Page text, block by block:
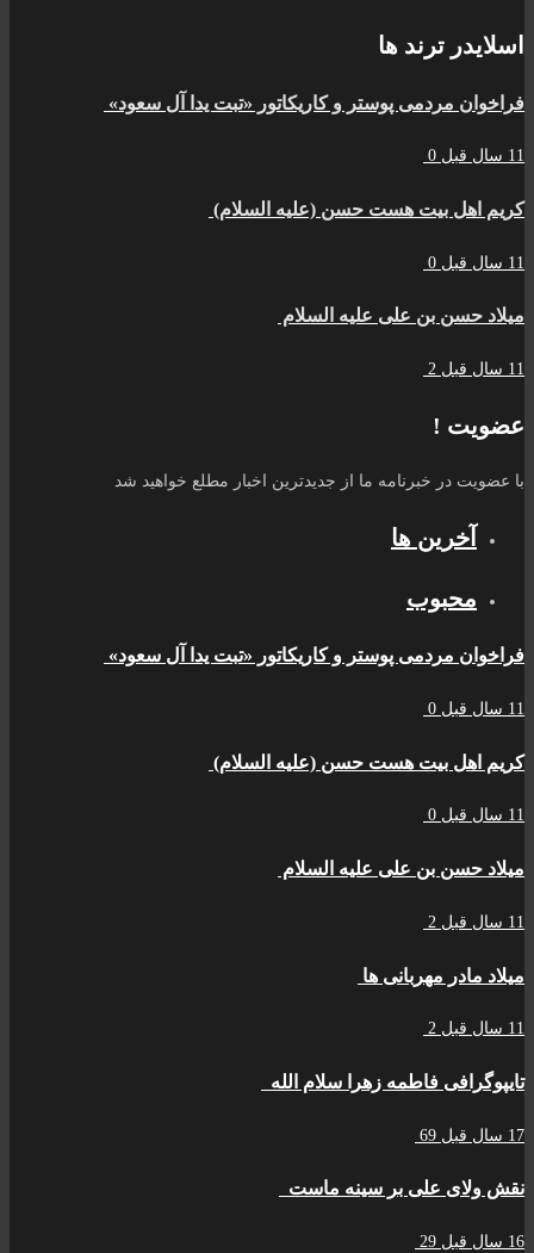
اسلایدر ترند ها
فراخوان مردمی پوستر و کاریکاتور «تبت یدا آل سعود»
11 سال قبل 0
کریم اهل بیت هست حسن (علیه السلام)
11 سال قبل 0
میلاد حسن بن علی علیه السلام
11 سال قبل 2
عضویت !
با عضویت در خبرنامه ما از جدیدترین اخبار مطلع خواهید شد
آخرین ها
محبوب
فراخوان مردمی پوستر و کاریکاتور «تبت یدا آل سعود»
11 سال قبل 0
کریم اهل بیت هست حسن (علیه السلام)
11 سال قبل 0
میلاد حسن بن علی علیه السلام
11 سال قبل 2
میلاد مادر مهربانی ها
11 سال قبل 2
تایپوگرافی فاطمه زهرا سلام الله
17 سال قبل 69
نقش ولای علی بر سینه ماست
16 سال قبل 29